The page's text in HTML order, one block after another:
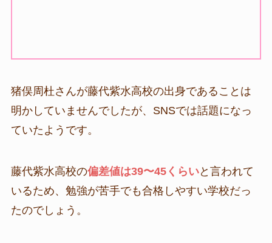
猪俣周杜さんが藤代紫水高校の出身であることは
明かしていませんでしたが、SNSでは話題になっ
ていたようです。
藤代紫水高校の偏差値は39〜45くらいと言われて
いるため、勉強が苦手でも合格しやすい学校だっ
たのでしょう。